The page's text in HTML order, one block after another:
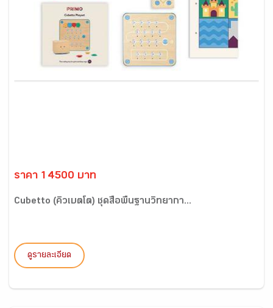
ราคา 14500 บาท
Cubetto (คิวเบตโต) ชุดสื่อพื้นฐานวิทยากา...
ดูรายละเอียด